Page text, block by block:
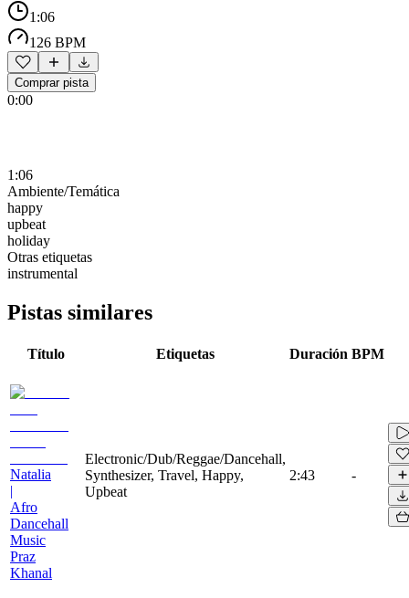
1:06
126 BPM
Comprar pista
0:00
1:06
Ambiente/Temática
happy
upbeat
holiday
Otras etiquetas
instrumental
Pistas similares
Título Etiquetas Duración BPM
Natalia
|
Afro
Dancehall
Music
Praz
Khanal
Electronic/Dub/Reggae/Dancehall,
Synthesizer, Travel, Happy,
Upbeat
2:43 -